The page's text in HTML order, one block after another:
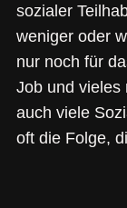
sozialer
weniger oder
nur noch für
Job und vieles
auch viele
oft die Folge,